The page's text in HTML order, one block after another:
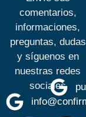
comentarios,
informaciones,
preguntas, dudas
y síguenos en
nuestras redes
sociales